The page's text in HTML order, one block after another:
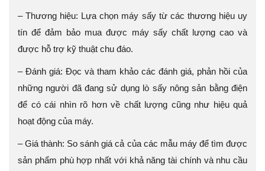
– Thương hiệu: Lựa chọn máy sấy từ các thương hiệu uy
tín để đảm bảo mua được máy sấy chất lượng cao và
được hỗ trợ kỹ thuật chu đáo.
– Đánh giá: Đọc và tham khảo các đánh giá, phản hồi của
những người đã đang sử dụng lò sấy nông sản bằng điện
để có cái nhìn rõ hơn về chất lượng cũng như hiệu quả
hoạt động của máy.
– Giá thành: So sánh giá cả của các mẫu máy để tìm được
sản phẩm phù hợp nhất với khả năng tài chính và nhu cầu